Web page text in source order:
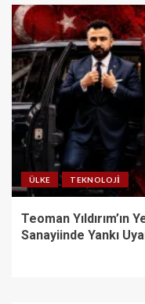
ÜLKE TEKNOLOJI
Teoman Yıldırım’ın
Sanayiinde Yankı